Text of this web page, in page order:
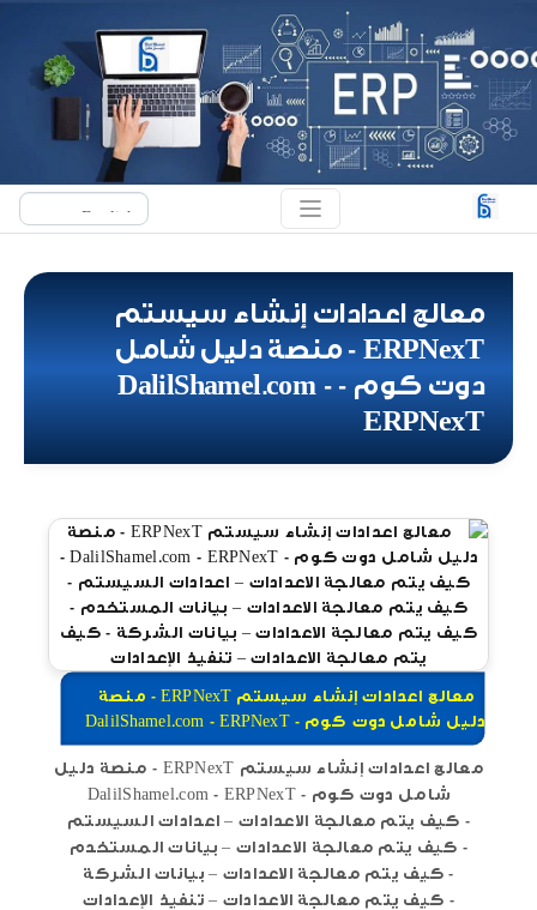
معالج اعدادات إنشاء سيستم
ERPNexT - منصة دليل شامل
دوت كوم - DalilShamel.com -
ERPNexT
معالج اعدادات إنشاء سيستم ERPNexT - منصة
دليل شامل دوت كوم - DalilShamel.com - ERPNexT
معالج اعدادات إنشاء سيستم ERPNexT - منصة دليل
شامل دوت كوم - DalilShamel.com - ERPNexT
- كيف يتم معالجة الاعدادات – اعدادات السيستم
- كيف يتم معالجة الاعدادات – بيانات المستخدم
- كيف يتم معالجة الاعدادات – بيانات الشركة
- كيف يتم معالجة الاعدادات – تنفيذ الإعدادات